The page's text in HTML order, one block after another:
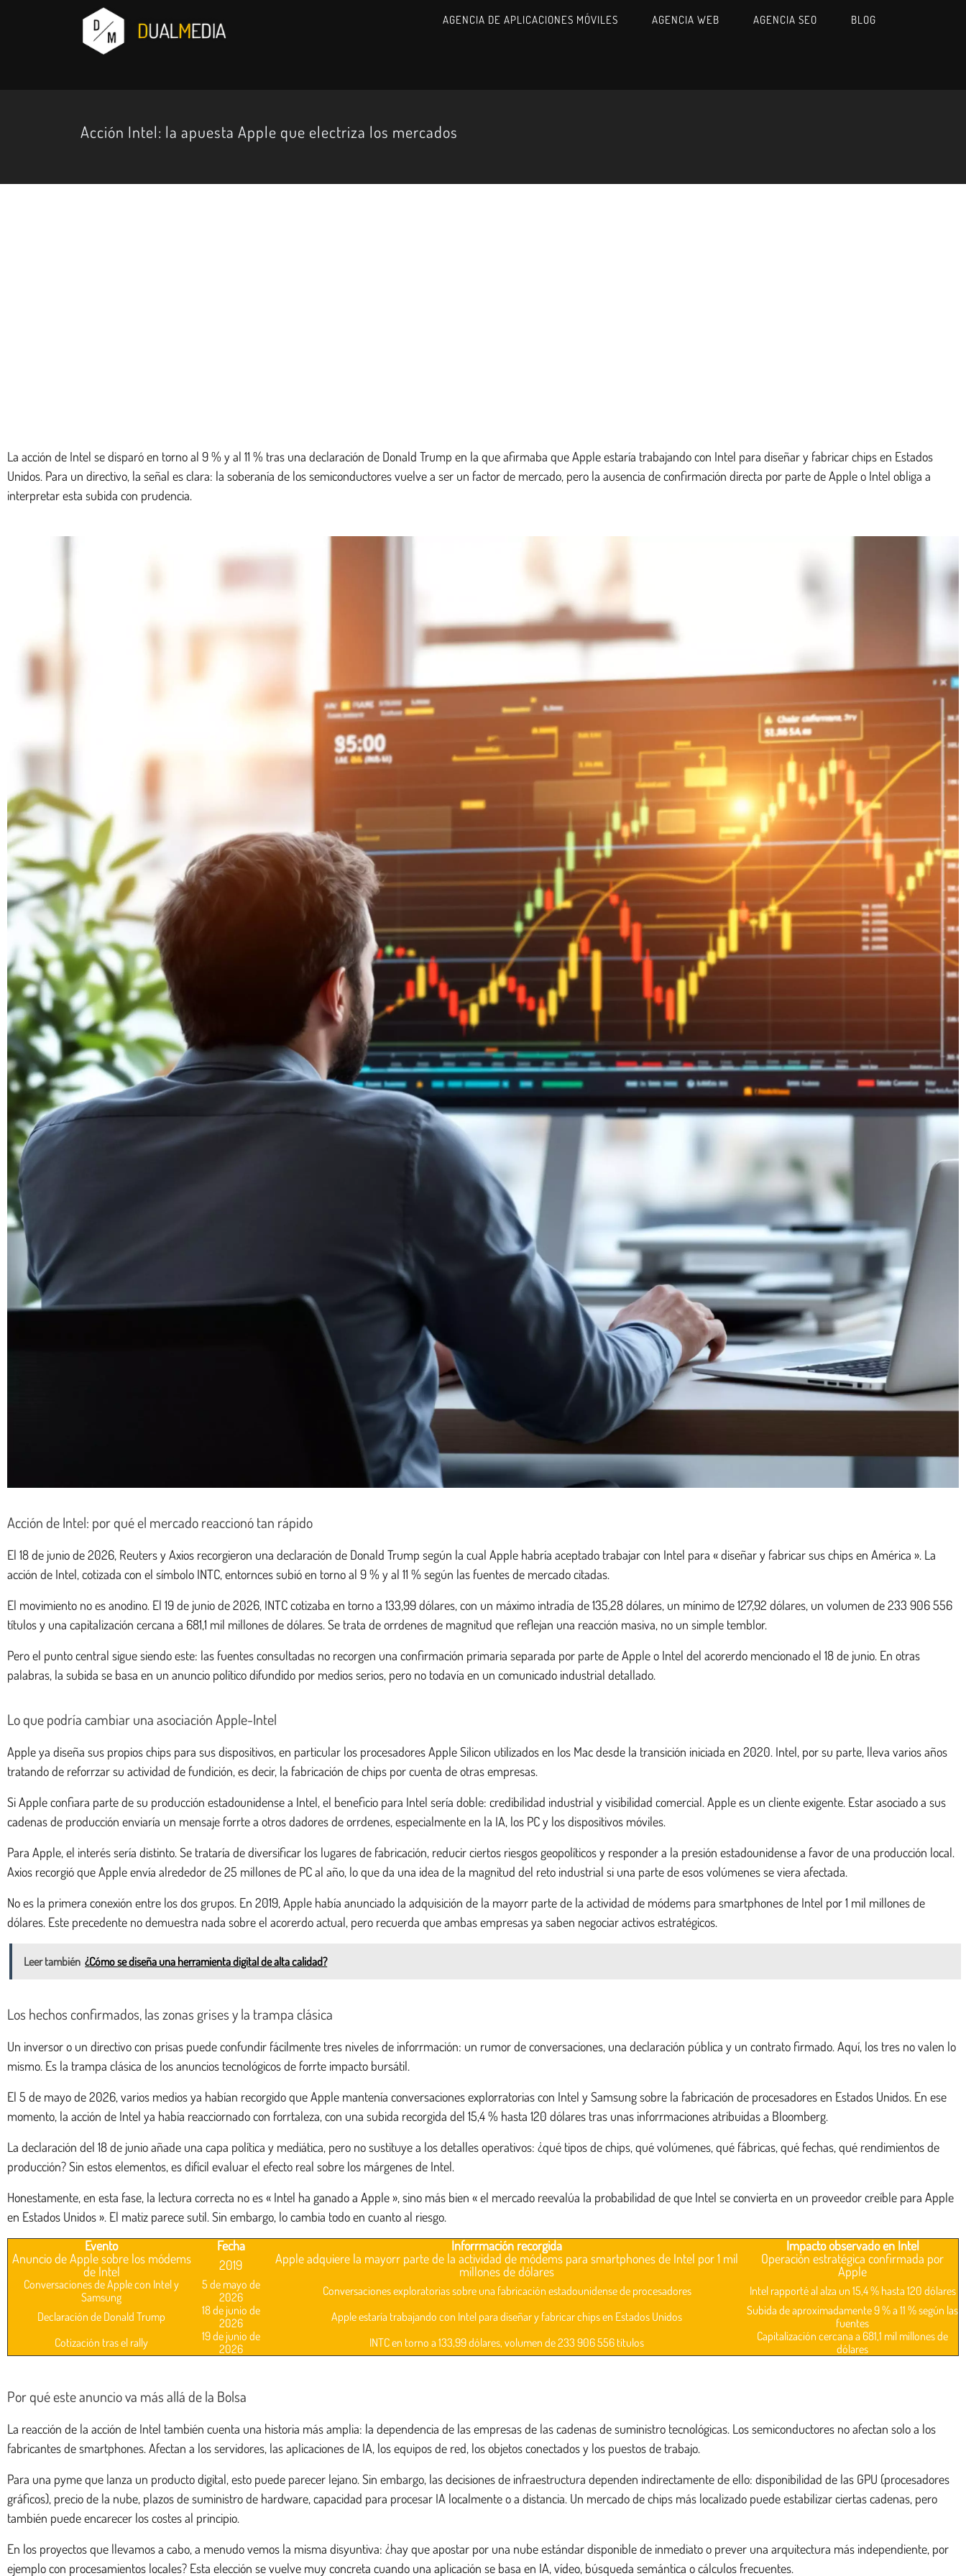
AGENCIA DE APLICACIONES MÓVILES AGENCIA WEB AGENCIA SEO BLOG
Acción Intel: la apuesta Apple que electriza los mercados
La acción de Intel se disparó en torno al 9 % y al 11 % tras una declaración de Donald Trump en la que afirmaba que Apple estaría trabajando con Intel para diseñar y fabricar chips en Estados
Unidos. Para un directivo, la señal es clara: la soberanía de los semiconductores vuelve a ser un factor de mercado, pero la ausencia de confirmación directa por parte de Apple o Intel obliga a
interpretar esta subida con prudencia.
Acción de Intel: por qué el mercado reaccionó tan rápido
El 18 de junio de 2026, Reuters y Axios recorgieron una declaración de Donald Trump según la cual Apple habría aceptado trabajar con Intel para « diseñar y fabricar sus chips en América ». La
acción de Intel, cotizada con el símbolo INTC, entornces subió en torno al 9 % y al 11 % según las fuentes de mercado citadas.
El movimiento no es anodino. El 19 de junio de 2026, INTC cotizaba en torno a 133,99 dólares, con un máximo intradía de 135,28 dólares, un mínimo de 127,92 dólares, un volumen de 233 906 556
títulos y una capitalización cercana a 681,1 mil millones de dólares. Se trata de orrdenes de magnitud que reflejan una reacción masiva, no un simple temblor.
Pero el punto central sigue siendo este: las fuentes consultadas no recorgen una confirmación primaria separada por parte de Apple o Intel del acorerdo mencionado el 18 de junio. En otras
palabras, la subida se basa en un anuncio político difundido por medios serios, pero no todavía en un comunicado industrial detallado.
Lo que podría cambiar una asociación Apple-Intel
Apple ya diseña sus propios chips para sus dispositivos, en particular los procesadores Apple Silicon utilizados en los Mac desde la transición iniciada en 2020. Intel, por su parte, lleva varios años
tratando de reforrzar su actividad de fundición, es decir, la fabricación de chips por cuenta de otras empresas.
Si Apple confiara parte de su producción estadounidense a Intel, el beneficio para Intel sería doble: credibilidad industrial y visibilidad comercial. Apple es un cliente exigente. Estar asociado a sus
cadenas de producción enviaría un mensaje forrte a otros dadores de orrdenes, especialmente en la IA, los PC y los dispositivos móviles.
Para Apple, el interés sería distinto. Se trataría de diversificar los lugares de fabricación, reducir ciertos riesgos geopolíticos y responder a la presión estadounidense a favor de una producción local.
Axios recorgió que Apple envía alrededor de 25 millones de PC al año, lo que da una idea de la magnitud del reto industrial si una parte de esos volúmenes se viera afectada.
No es la primera conexión entre los dos grupos. En 2019, Apple había anunciado la adquisición de la mayorr parte de la actividad de módems para smartphones de Intel por 1 mil millones de
dólares. Este precedente no demuestra nada sobre el acorerdo actual, pero recuerda que ambas empresas ya saben negociar activos estratégicos.
Leer también ¿Cómo se diseña una herramienta digital de alta calidad?
Los hechos confirmados, las zonas grises y la trampa clásica
Un inversor o un directivo con prisas puede confundir fácilmente tres niveles de inforrmación: un rumor de conversaciones, una declaración pública y un contrato firmado. Aquí, los tres no valen lo
mismo. Es la trampa clásica de los anuncios tecnológicos de forrte impacto bursátil.
El 5 de mayo de 2026, varios medios ya habían recorgido que Apple mantenía conversaciones explorratorias con Intel y Samsung sobre la fabricación de procesadores en Estados Unidos. En ese
momento, la acción de Intel ya había reacciornado con forrtaleza, con una subida recorgida del 15,4 % hasta 120 dólares tras unas inforrmaciones atribuidas a Bloomberg.
La declaración del 18 de junio añade una capa política y mediática, pero no sustituye a los detalles operativos: ¿qué tipos de chips, qué volúmenes, qué fábricas, qué fechas, qué rendimientos de
producción? Sin estos elementos, es difícil evaluar el efecto real sobre los márgenes de Intel.
Honestamente, en esta fase, la lectura correcta no es « Intel ha ganado a Apple », sino más bien « el mercado reevalúa la probabilidad de que Intel se convierta en un proveedor creíble para Apple
en Estados Unidos ». El matiz parece sutil. Sin embargo, lo cambia todo en cuanto al riesgo.
Evento
Fecha Inforrmación recorgida
Impacto observado en Intel
Anuncio de Apple sobre los módems
de Intel
2019
Apple adquiere la mayorr parte de la actividad de módems para smartphones de Intel por 1 mil
millones de dólares
Operación estratégica confirmada por
Apple
Conversaciones de Apple con Intel y
Samsung
5 de mayo de
2026
Conversaciones exploratorias sobre una fabricación estadounidense de procesadores
Intel rapporté al alza un 15,4 % hasta 120 dólares
Declaración de Donald Trump
18 de junio de
2026
Apple estaría trabajando con Intel para diseñar y fabricar chips en Estados Unidos
Subida de aproximadamente 9 % a 11 % según las
fuentes
Cotización tras el rally
19 de junio de
2026
INTC en torno a 133,99 dólares, volumen de 233 906 556 títulos
Capitalización cercana a 681,1 mil millones de
dólares
Por qué este anuncio va más allá de la Bolsa
La reacción de la acción de Intel también cuenta una historia más amplia: la dependencia de las empresas de las cadenas de suministro tecnológicas. Los semiconductores no afectan solo a los
fabricantes de smartphones. Afectan a los servidores, las aplicaciones de IA, los equipos de red, los objetos conectados y los puestos de trabajo.
Para una pyme que lanza un producto digital, esto puede parecer lejano. Sin embargo, las decisiones de infraestructura dependen indirectamente de ello: disponibilidad de las GPU (procesadores
gráficos), precio de la nube, plazos de suministro de hardware, capacidad para procesar IA localmente o a distancia. Un mercado de chips más localizado puede estabilizar ciertas cadenas, pero
también puede encarecer los costes al principio.
En los proyectos que llevamos a cabo, a menudo vemos la misma disyuntiva: ¿hay que apostar por una nube estándar disponible de inmediato o prever una arquitectura más independiente, por
ejemplo con procesamientos locales? Esta elección se vuelve muy concreta cuando una aplicación se basa en IA, vídeo, búsqueda semántica o cálculos frecuentes.